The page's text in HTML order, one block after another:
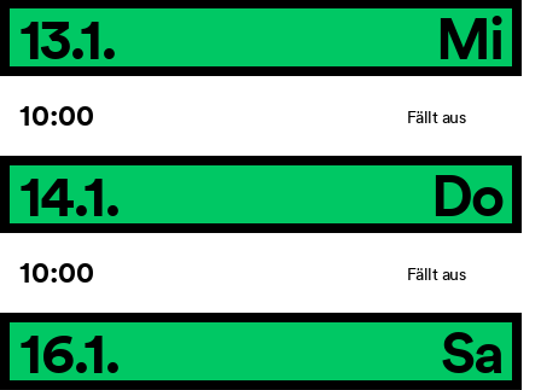
13.1. Mi
10:00 Fällt aus
14.1. Do
10:00 Fällt aus
16.1. Sa